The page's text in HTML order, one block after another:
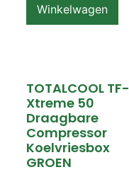
Winkelwagen
TOTALCOOL TF-
Xtreme 50
Draagbare
Compressor
Koelvriesbox
GROEN